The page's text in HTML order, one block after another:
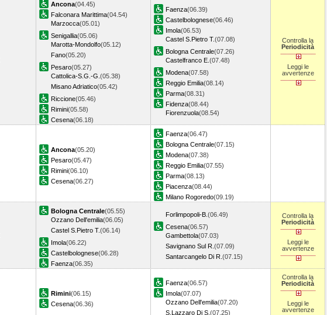
Ancona(04.45)
Falconara Marittima(04.54)
Marzocca(05.01)
Senigallia(05.06)
Marotta-Mondolfo(05.12)
Fano(05.20)
Pesaro(05.27)
Cattolica-S.G.-G. (05.38)
Misano Adriatico(05.42)
Riccione(05.46)
Rimini(05.58)
Cesena(06.18)
Faenza(06.39)
Castelbolognese(06.46)
Imola(06.53)
Castel S.Pietro T.(07.08)
Bologna Centrale(07.26)
Castelfranco E. (07.48)
Modena(07.58)
Reggio Emilia(08.14)
Parma(08.31)
Fidenza(08.44)
Fiorenzuola(08.54)
Controlla la
Periodicità
Leggi le
avvertenze
Ancona(05.20)
Pesaro(05.47)
Rimini(06.10)
Cesena(06.27)
Faenza(06.47)
Bologna Centrale(07.15)
Modena(07.38)
Reggio Emilia(07.55)
Parma(08.13)
Piacenza(08.44)
Milano Rogoredo(09.19)
Bologna Centrale(05.55)
Ozzano Dell'emilia(06.05)
Castel S.Pietro T.(06.14)
Imola(06.22)
Castelbolognese(06.28)
Faenza(06.35)
Forlimpopoli-B. (06.49)
Cesena(06.57)
Gambettola(07.03)
Savignano Sul R. (07.09)
Santarcangelo Di R. (07.15)
Controlla la
Periodicità
Leggi le
avvertenze
Rimini(06.15)
Cesena(06.36)
Faenza(06.57)
Imola(07.07)
Ozzano Dell'emilia(07.20)
S.Lazzaro Di S. (07.25)
Controlla la
Periodicità
Leggi le
avvertenze